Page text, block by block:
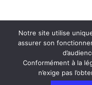
Notre site utilise
assurer son
Conformément à la
n’exige pas